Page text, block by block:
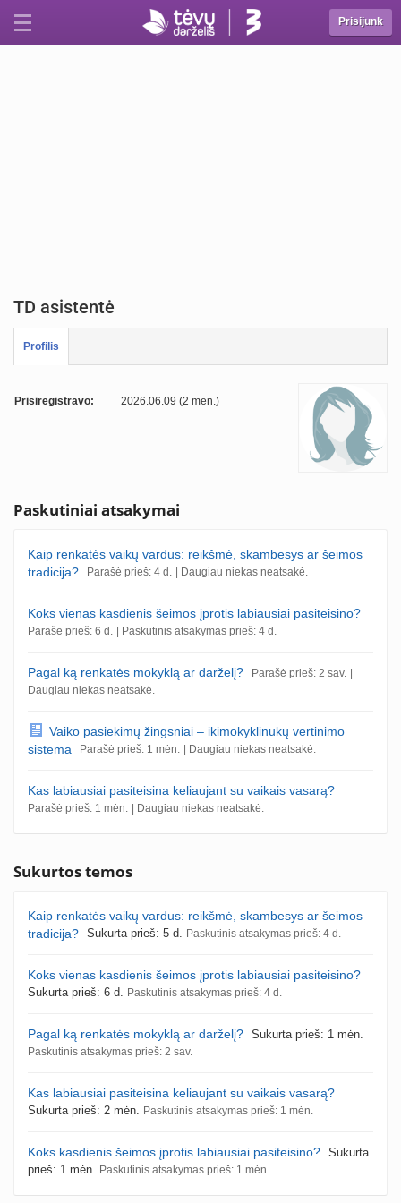
Prisijunk
TD asistentė
Profilis
Prisiregistravo: 2026.06.09 (2 mėn.)
Paskutiniai atsakymai
Kaip renkatės vaikų vardus: reikšmė, skambesys ar šeimos
tradicija? Parašė prieš: 4 d. | Daugiau niekas neatsakė.
Koks vienas kasdienis šeimos įprotis labiausiai pasiteisino?
Parašė prieš: 6 d. | Paskutinis atsakymas prieš: 4 d.
Pagal ką renkatės mokyklą ar darželį? Parašė prieš: 2 sav.
Daugiau niekas neatsakė.
Vaiko pasiekimų žingsniai – ikimokyklinukų vertinimo
sistema Parašė prieš: 1 mėn. | Daugiau niekas neatsakė.
Kas labiausiai pasiteisina keliaujant su vaikais vasarą?
Parašė prieš: 1 mėn. | Daugiau niekas neatsakė.
Sukurtos temos
Kaip renkatės vaikų vardus: reikšmė, skambesys ar šeimos
tradicija? Sukurta prieš: 5 d. Paskutinis atsakymas prieš: 4 d.
Koks vienas kasdienis šeimos įprotis labiausiai pasiteisino?
Sukurta prieš: 6 d. Paskutinis atsakymas prieš: 4 d.
Pagal ką renkatės mokyklą ar darželį? Sukurta prieš: 1 mėn.
Paskutinis atsakymas prieš: 2 sav.
Kas labiausiai pasiteisina keliaujant su vaikais vasarą?
Sukurta prieš: 2 mėn. Paskutinis atsakymas prieš: 1 mėn.
Koks kasdienis šeimos įprotis labiausiai pasiteisino? Sukurta
prieš: 1 mėn. Paskutinis atsakymas prieš: 1 mėn.